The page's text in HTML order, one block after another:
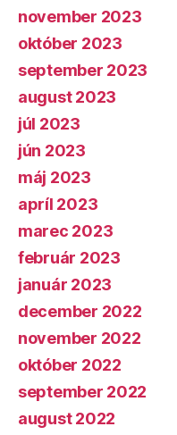
november 2023
október 2023
september 2023
august 2023
júl 2023
jún 2023
máj 2023
apríl 2023
marec 2023
február 2023
január 2023
december 2022
november 2022
október 2022
september 2022
august 2022